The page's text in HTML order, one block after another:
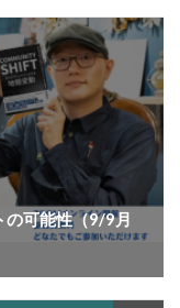
の可能性（9/9月